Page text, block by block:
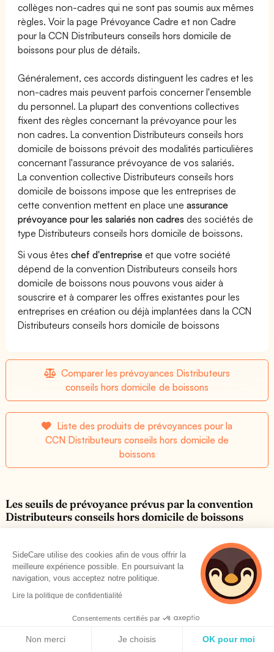
collèges non-cadres qui ne sont pas soumis aux mêmes
règles. Voir la page Prévoyance Cadre et non Cadre
pour la CCN Distributeurs conseils hors domicile de
boissons pour plus de détails.
Généralement, ces accords distinguent les cadres et les
non-cadres mais peuvent parfois concerner l'ensemble
du personnel. La plupart des conventions collectives
fixent des règles concernant la prévoyance pour les
non cadres. La convention Distributeurs conseils hors
domicile de boissons prévoit des modalités particulières
concernant l'assurance prévoyance de vos salariés.
La convention collective Distributeurs conseils hors
domicile de boissons impose que les entreprises de
cette convention mettent en place uneassurance
prévoyance pour les salariés non cadres des sociétés de
type Distributeurs conseils hors domicile de boissons.
Si vous êteschef d'entreprise et que votre société
dépend de la convention Distributeurs conseils hors
domicile de boissons nous pouvons vous aider à
souscrire et à comparer les offres existantes pour les
entreprises en création ou déjà implantées dans la CCN
Distributeurs conseils hors domicile de boissons
Comparer les prévoyances Distributeurs
conseils hors domicile de boissons
Liste des produits de prévoyances pour la
CCN Distributeurs conseils hors domicile de
boissons
Les seuils de prévoyance prévus par la convention
Distributeurs conseils hors domicile de boissons
Incapacité temporaire de travail
Incapacité Temporaire de Travail en % du Salaire Annuel
Voir plus
SideCare utilise des cookies afin de vous offrir la
meilleure expérience possible. En poursuivant la
navigation, vous acceptez notre politique.
Lire la politique de confidentialité
Consentements certifiés par
Non merci Je choisis OK pour moi